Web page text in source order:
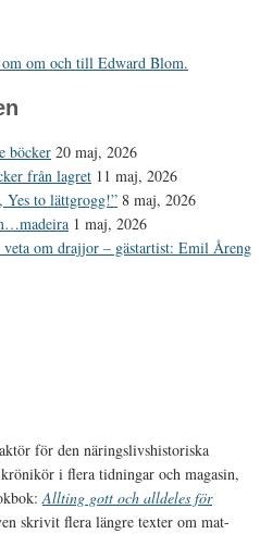
om och till Edward Blom.
böcker 20 maj, 2026
från lagret 11 maj, 2026
Yes to lättgrogg!” 8 maj, 2026
1 maj, 2026
om drajjor – gästartist: Emil Åreng
för den näringslivshistoriska
i flera tidningar och magasin,
Allting gott och alldeles för
skrivit flera längre texter om mat-